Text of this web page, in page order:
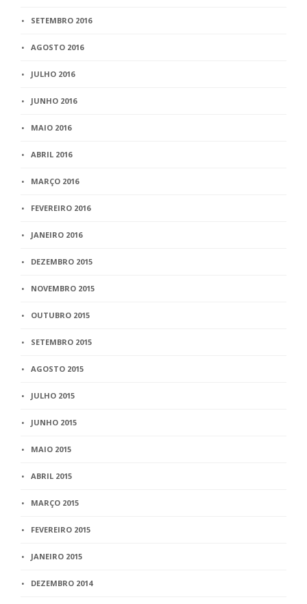
SETEMBRO 2016
AGOSTO 2016
JULHO 2016
JUNHO 2016
MAIO 2016
ABRIL 2016
MARÇO 2016
FEVEREIRO 2016
JANEIRO 2016
DEZEMBRO 2015
NOVEMBRO 2015
OUTUBRO 2015
SETEMBRO 2015
AGOSTO 2015
JULHO 2015
JUNHO 2015
MAIO 2015
ABRIL 2015
MARÇO 2015
FEVEREIRO 2015
JANEIRO 2015
DEZEMBRO 2014